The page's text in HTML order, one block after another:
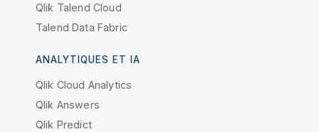
Qlik Talend Cloud
Talend Data Fabric
ANALYTIQUES ET IA
Qlik Cloud Analytics
Qlik Answers
Qlik Predict